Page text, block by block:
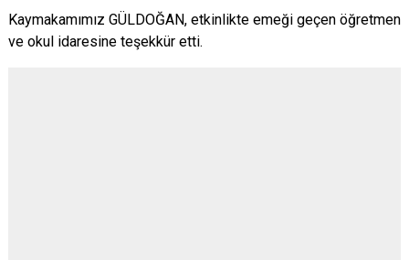
Kaymakamımız GÜLDOĞAN, etkinlikte emeği geçen öğretmen
ve okul idaresine teşekkür etti.